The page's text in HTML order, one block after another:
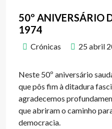
50º ANIVERSÁRIO
1974
Crónicas 25 abril
Neste 50º aniversário
que pôs fim à ditadura
agradecemos
que abriram o caminho
democracia.